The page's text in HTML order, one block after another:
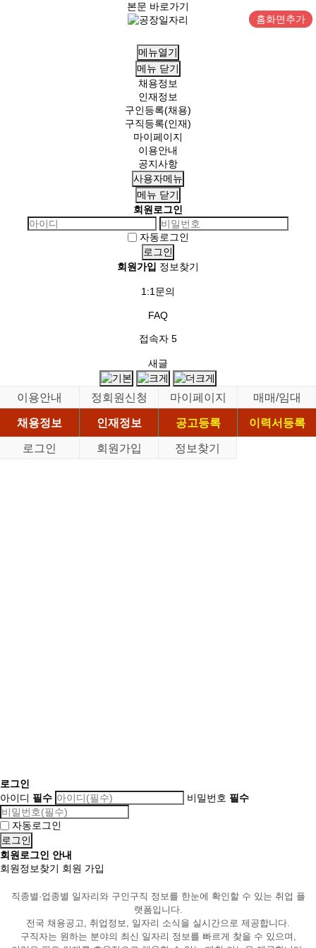
본문 바로가기
홈화면추가
메뉴열기
메뉴 닫기
채용정보
인재정보
구인등록(채용)
구직등록(인재)
마이페이지
이용안내
공지사항
사용자메뉴
메뉴 닫기
회원로그인
자동로그인
회원가입 정보찾기
1:1문의
FAQ
접속자 5
새글
이용안내 정회원신청 마이페이지
매매/임대
채용정보
인재정보 공고등록
이력서등록
로그인
회원가입 정보찾기
로그인
아이디 필수 비밀번호 필수
자동로그인
회원로그인 안내
회원정보찾기 회원 가입
직종별·업종별 일자리와 구인구직 정보를 한눈에 확인할 수 있는 취업 플
랫폼입니다.
전국 채용공고, 취업정보, 일자리 소식을 실시간으로 제공합니다.
구직자는 원하는 분야의 최신 일자리 정보를 빠르게 찾을 수 있으며,